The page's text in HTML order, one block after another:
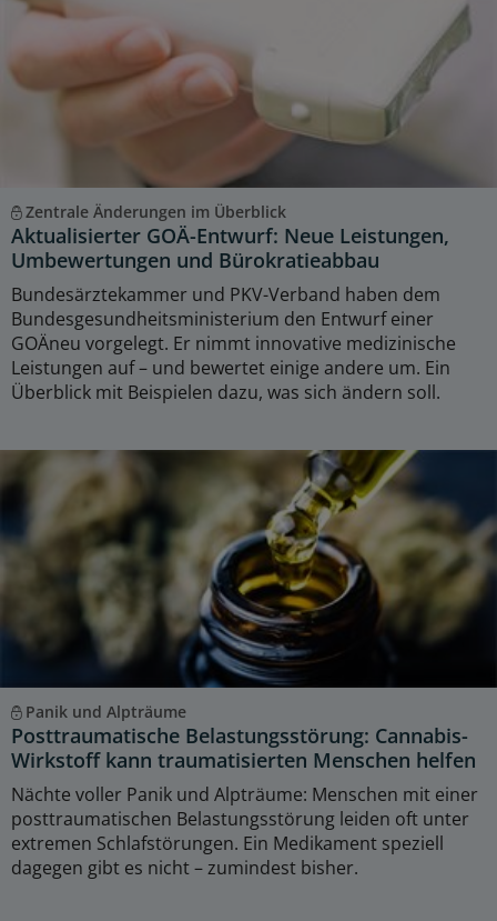
Zentrale Änderungen im Überblick
Aktualisierter GOÄ-Entwurf: Neue Leistungen,
Umbewertungen und Bürokratieabbau
Bundesärztekammer und PKV-Verband haben dem
Bundesgesundheitsministerium den Entwurf einer
GOÄneu vorgelegt. Er nimmt innovative medizinische
Leistungen auf – und bewertet einige andere um. Ein
Überblick mit Beispielen dazu, was sich ändern soll.
Panik und Alpträume
Posttraumatische Belastungsstörung: Cannabis-
Wirkstoff kann traumatisierten Menschen helfen
Nächte voller Panik und Alpträume: Menschen mit einer
posttraumatischen Belastungsstörung leiden oft unter
extremen Schlafstörungen. Ein Medikament speziell
dagegen gibt es nicht – zumindest bisher.